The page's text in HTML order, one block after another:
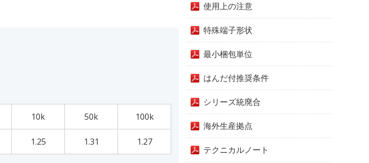
10k 50k 100k
1.25 1.31 1.27
使用上の注意
特殊端子形状
最小梱包単位
はんだ付推奨条件
シリーズ統廃合
海外生産拠点
テクニカルノート